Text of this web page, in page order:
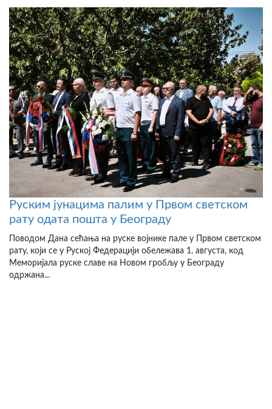
Руским јунацима палим у Првом светском
рату одата пошта у Београду
Поводом Дана сећања на руске војнике пале у Првом светском
рату, који се у Руској Федерацији обележава 1. августа, код
Меморијала руске славе на Новом гробљу у Београду
одржана...